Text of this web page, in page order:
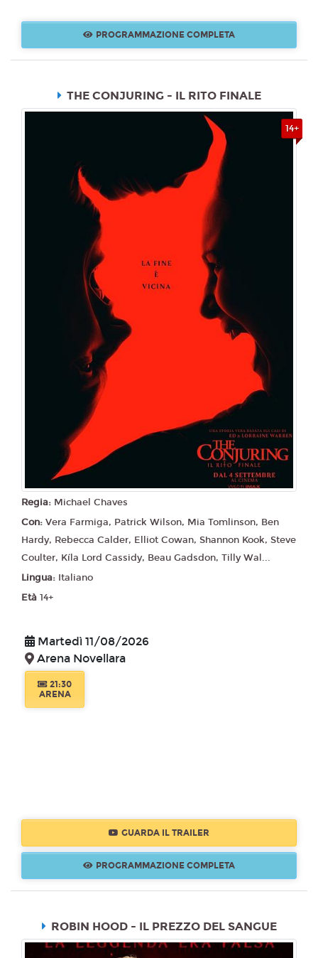
PROGRAMMAZIONE COMPLETA
THE CONJURING - IL RITO FINALE
14+
Regia: Michael Chaves
Con: Vera Farmiga, Patrick Wilson, Mia Tomlinson, Ben
Hardy, Rebecca Calder, Elliot Cowan, Shannon Kook, Steve
Coulter, Kíla Lord Cassidy, Beau Gadsdon, Tilly Wal...
Lingua: Italiano
Età 14+
Martedì 11/08/2026
Arena Novellara
21:30
ARENA
GUARDA IL TRAILER
PROGRAMMAZIONE COMPLETA
ROBIN HOOD - IL PREZZO DEL SANGUE